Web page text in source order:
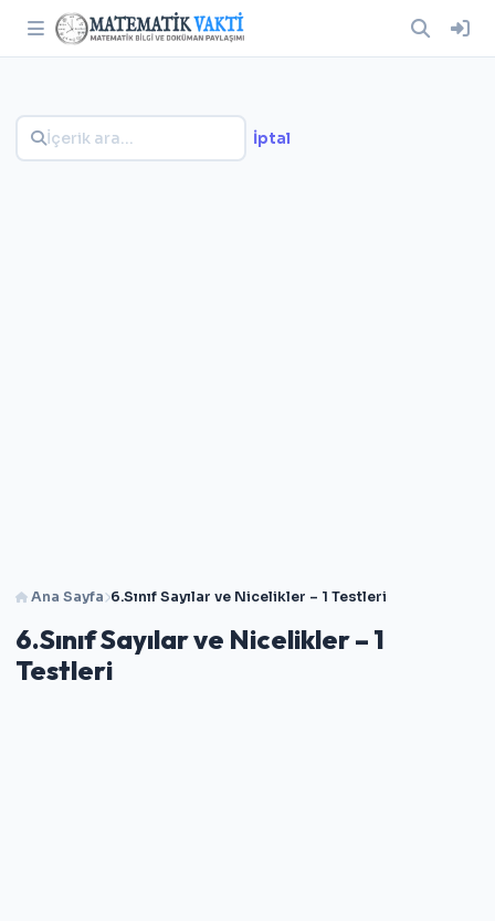
Ana Sayfa 6.Sınıf Sayılar ve Nicelikler – 1 Testleri
6.Sınıf Sayılar ve Nicelikler – 1
Testleri
İptal